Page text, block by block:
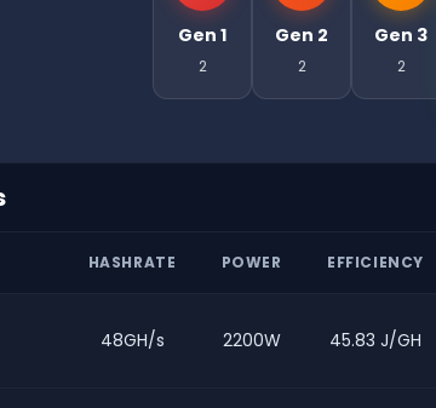
Gen 1
2
Gen 2
2
Gen 3
2
HASHRATE POWER EFFICIENCY
48GH/s 2200W 45.83 J/GH